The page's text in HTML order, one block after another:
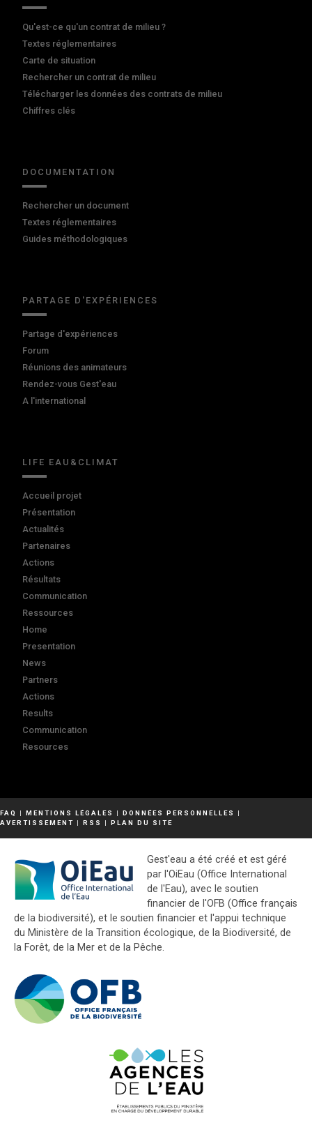
Qu'est-ce qu'un contrat de milieu ?
Textes réglementaires
Carte de situation
Rechercher un contrat de milieu
Télécharger les données des contrats de milieu
Chiffres clés
DOCUMENTATION
Rechercher un document
Textes réglementaires
Guides méthodologiques
PARTAGE D'EXPÉRIENCES
Partage d'expériences
Forum
Réunions des animateurs
Rendez-vous Gest'eau
A l'international
LIFE EAU&CLIMAT
Accueil projet
Présentation
Actualités
Partenaires
Actions
Résultats
Communication
Ressources
Home
Presentation
News
Partners
Actions
Results
Communication
Resources
FAQ | MENTIONS LÉGALES | DONNÉES PERSONNELLES
|
AVERTISSEMENT | RSS | PLAN DU SITE
Gest'eau a été créé et est géré
par l'OiEau (Office International
de l'Eau), avec le soutien
financier de l'OFB (Office français
de la biodiversité), et le soutien financier et l'appui technique
du Ministère de la Transition écologique, de la Biodiversité, de
la Forêt, de la Mer et de la Pêche.